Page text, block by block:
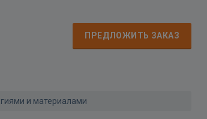
ПРЕДЛОЖИТЬ ЗАКАЗ
и материалами